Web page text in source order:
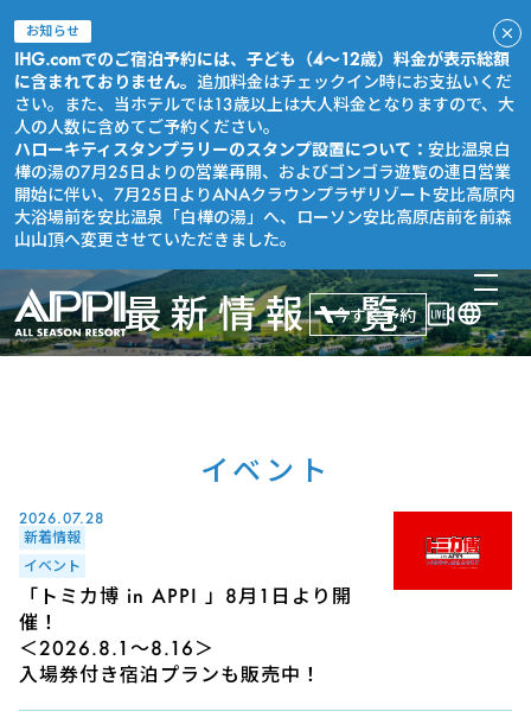
お知らせ
IHG.comでのご宿泊予約には、子ども（4～12歳）料金が表示総額
に含まれておりません。 追加料金はチェックイン時にお支払いくだ
さい。また、当ホテルでは13歳以上は大人料金となりますので、大
人の人数に含めてご予約ください。
ハローキティスタンプラリーのスタンプ設置について： 安比温泉白
樺の湯の7月25日よりの営業再開、およびゴンゴラ遊覧の連日営業
開始に伴い、7月25日よりANAクラウンプラザリゾート安比高原内
大浴場前を安比温泉「白樺の湯」へ、ローソン安比高原店前を前森
山山頂へ変更させていただきました。
今すぐ予約
最新情報一覧
イベント
2026.07.28
新着情報
イベント
「トミカ博 in APPI 」8月1日より開
催！
＜2026.8.1～8.16＞
入場券付き宿泊プランも販売中！